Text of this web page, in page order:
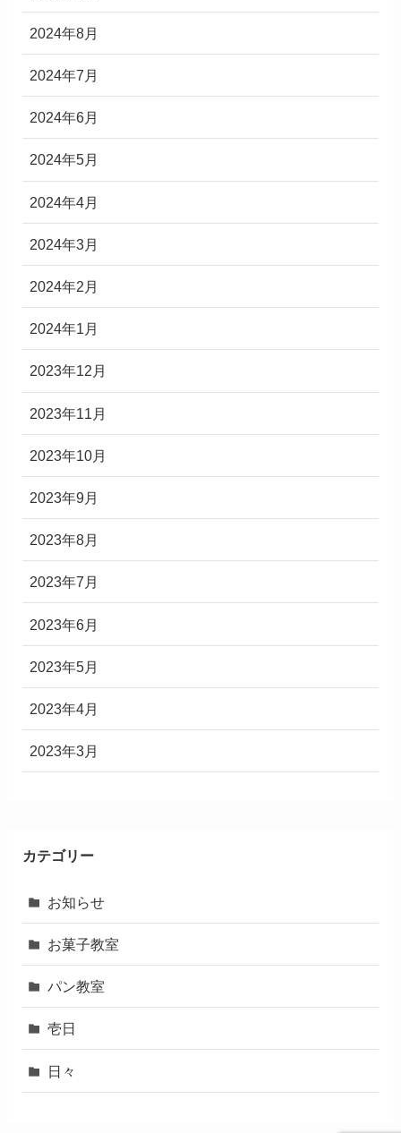
2024年8月
2024年7月
2024年6月
2024年5月
2024年4月
2024年3月
2024年2月
2024年1月
2023年12月
2023年11月
2023年10月
2023年9月
2023年8月
2023年7月
2023年6月
2023年5月
2023年4月
2023年3月
カテゴリー
お知らせ
お菓子教室
パン教室
壱日
日々